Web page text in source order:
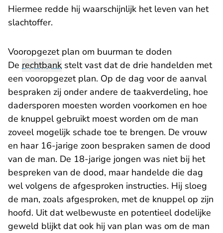
Hiermee redde hij waarschijnlijk het leven van het
slachtoffer.
Vooropgezet plan om buurman te doden
De rechtbank stelt vast dat de drie handelden met
een vooropgezet plan. Op de dag voor de aanval
bespraken zij onder andere de taakverdeling, hoe
dadersporen moesten worden voorkomen en hoe
de knuppel gebruikt moest worden om de man
zoveel mogelijk schade toe te brengen. De vrouw
en haar 16-jarige zoon bespraken samen de dood
van de man. De 18-jarige jongen was niet bij het
bespreken van de dood, maar handelde die dag
wel volgens de afgesproken instructies. Hij sloeg
de man, zoals afgesproken, met de knuppel op zijn
hoofd. Uit dat welbewuste en potentieel dodelijke
geweld blijkt dat ook hij van plan was om de man